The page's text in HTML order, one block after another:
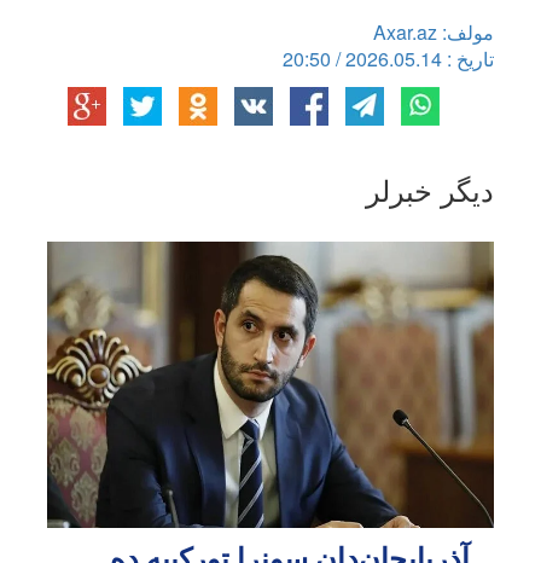
مولف: Axar.az
تاریخ : 2026.05.14 / 20:50
دیگر خبرلر